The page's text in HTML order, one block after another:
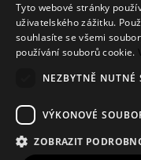
Tyto webové stránky
uživatelského zážitku.
souhlasíte se všemi
používání souborů cookie.
NEZBYTNĚ NUTNÉ
VÝKONOVÉ
ZOBRAZIT